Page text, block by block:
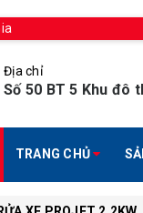
Địa chỉ
Số 50 BT 5 Khu đô
TRANG CHỦ